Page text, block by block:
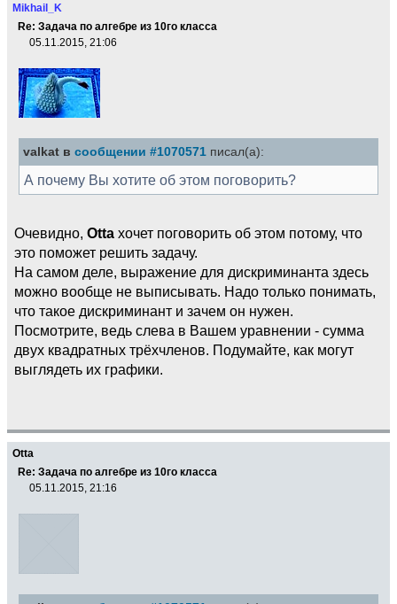
Mikhail_K
Re: Задача по алгебре из 10го класса
05.11.2015, 21:06
valkat в сообщении #1070571 писал(а):
А почему Вы хотите об этом поговорить?
Очевидно, Otta хочет поговорить об этом потому, что
это поможет решить задачу.
На самом деле, выражение для дискриминанта здесь
можно вообще не выписывать. Надо только понимать,
что такое дискриминант и зачем он нужен.
Посмотрите, ведь слева в Вашем уравнении - сумма
двух квадратных трёхчленов. Подумайте, как могут
выглядеть их графики.
Otta
Re: Задача по алгебре из 10го класса
05.11.2015, 21:16